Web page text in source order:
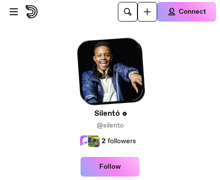
Skip to main content
Connect
Silentó
@silento
2 followers
Follow